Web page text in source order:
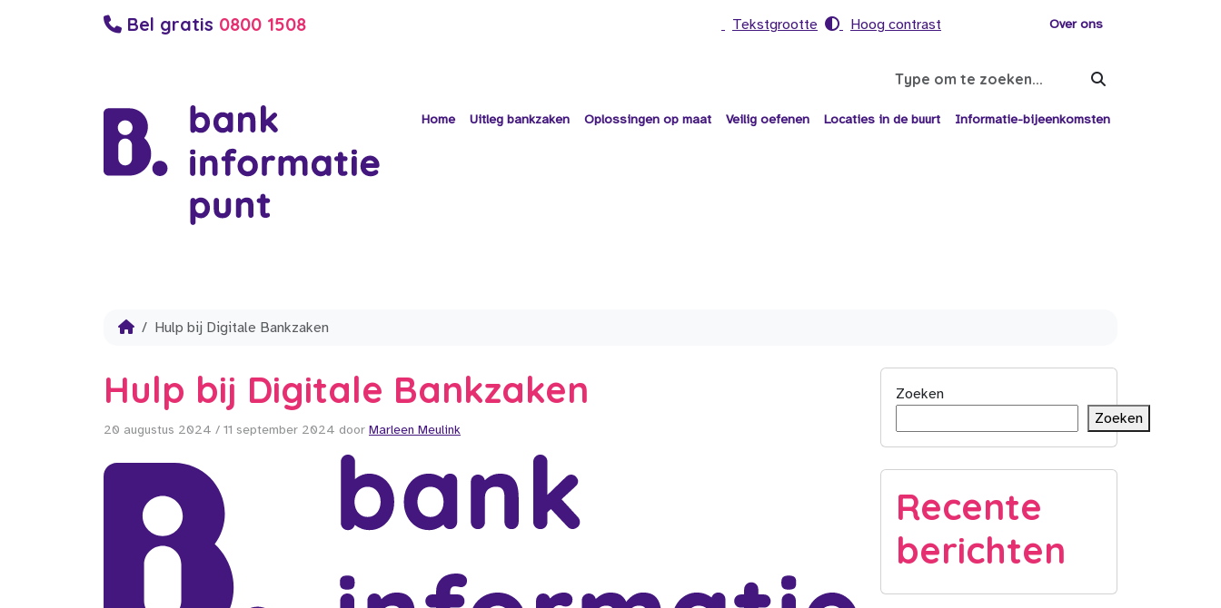
Bel gratis 0800 1508 Tekstgrootte Hoog contrast Over ons
Search
Home Uitleg bankzaken Oplossingen op maat Veilig oefenen Locaties in de buurt Informatie-bijeenkomsten
Hulp bij Digitale Bankzaken
Hulp bij Digitale Bankzaken
20 augustus 2024 / 11 september 2024 door Marleen Meulink
Zoeken
Zoeken
Recente
berichten